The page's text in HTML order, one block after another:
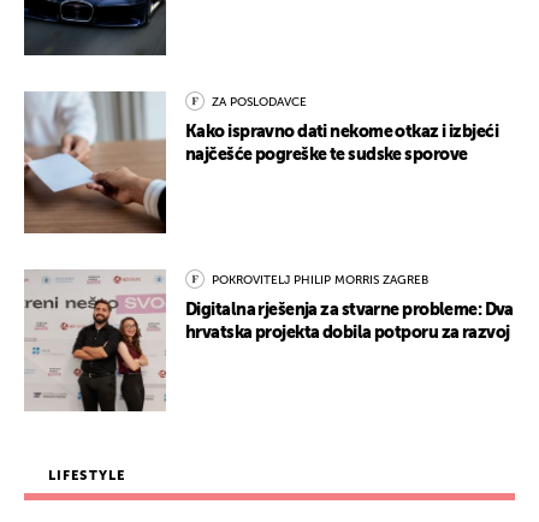
ZA POSLODAVCE
Kako ispravno dati nekome otkaz i izbjeći
najčešće pogreške te sudske sporove
POKROVITELJ PHILIP MORRIS ZAGREB
Digitalna rješenja za stvarne probleme: Dva
hrvatska projekta dobila potporu za razvoj
LIFESTYLE